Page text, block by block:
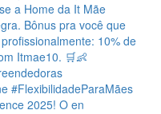
2025! O en